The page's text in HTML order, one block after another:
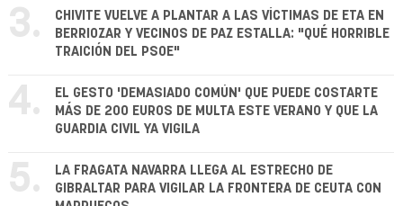
3.
CHIVITE VUELVE A PLANTAR A LAS VÍCTIMAS DE ETA EN
BERRIOZAR Y VECINOS DE PAZ ESTALLA: "QUÉ HORRIBLE
TRAICIÓN DEL PSOE"
4.
EL GESTO 'DEMASIADO COMÚN' QUE PUEDE COSTARTE
MÁS DE 200 EUROS DE MULTA ESTE VERANO Y QUE LA
GUARDIA CIVIL YA VIGILA
5.
LA FRAGATA NAVARRA LLEGA AL ESTRECHO DE
GIBRALTAR PARA VIGILAR LA FRONTERA DE CEUTA CON